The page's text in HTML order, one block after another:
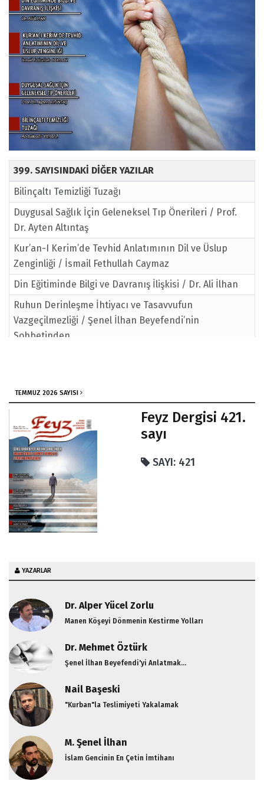
399. SAYISINDAKİ DİĞER YAZILAR
Bilinçaltı Temizliği Tuzağı
Duygusal Sağlık İçin Geleneksel Tıp Önerileri / Prof.
Dr. Ayten Altıntaş
Kur’an-I Kerim’de Tevhid Anlatımının Dil ve Üslup
Zenginliği / İsmail Fethullah Caymaz
Din Eğitiminde Bilgi ve Davranış İlişkisi / Dr. Ali İlhan
Ruhun Derinleşme İhtiyacı ve Tasavvufun
Vazgeçilmezliği / Şenel İlhan Beyefendi’nin
Sohbetinden
TEMMUZ 2026 SAYISI
Feyz Dergisi 421.
sayı
SAYI: 421
YAZARLAR
Dr. Alper Yücel Zorlu
Manen Köşeyi Dönmenin Kestirme Yolları
Dr. Mehmet Öztürk
Şenel İlhan Beyefendi'yi Anlatmak...
Nail Başeski
"Kurban"la Teslimiyeti Yakalamak
M. Şenel İlhan
İslam Gencinin En Çetin İmtihanı